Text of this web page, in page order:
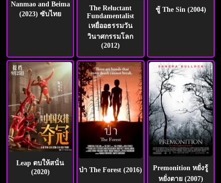
Nanmao and Beima
(2023) ซับไทย
The Reluctant
Fundamentalist
เหยื่ออธรรมวัน
วินาศกรรมโลก
(2012)
ชู้ The Sin (2004)
Leap ตบให้สนั่น
(2020)
ป่า The Forest (2016)
Premonition หยั่งรู้
หยั่งตาย (2007)